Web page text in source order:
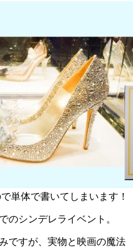
単体で書いてしまいます！
のシンデレライベント。
ですが、実物と映画の魔法